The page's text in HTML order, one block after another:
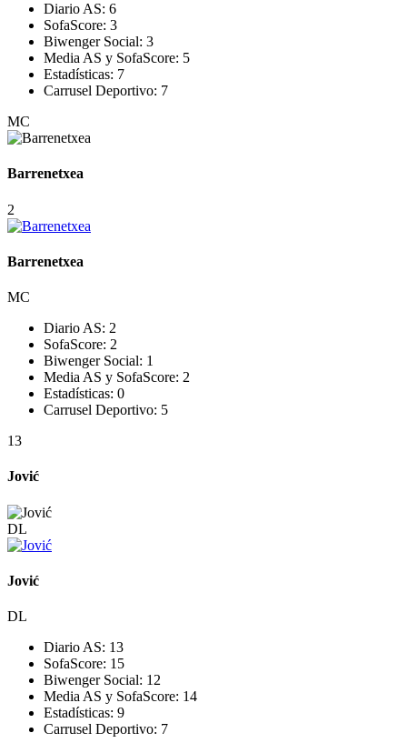
Diario AS: 6
SofaScore: 3
Biwenger Social: 3
Media AS y SofaScore: 5
Estadísticas: 7
Carrusel Deportivo: 7
MC
Barrenetxea
2
Barrenetxea
MC
Diario AS: 2
SofaScore: 2
Biwenger Social: 1
Media AS y SofaScore: 2
Estadísticas: 0
Carrusel Deportivo: 5
13
Jović
DL
Jović
DL
Diario AS: 13
SofaScore: 15
Biwenger Social: 12
Media AS y SofaScore: 14
Estadísticas: 9
Carrusel Deportivo: 7